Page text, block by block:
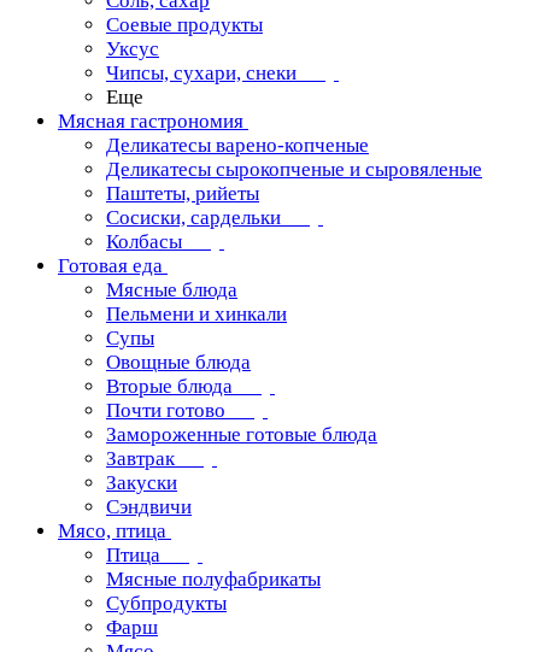
Соевые продукты
Уксус
Чипсы, сухари, снеки
Еще
Мясная гастрономия
Деликатесы варено-копченые
Деликатесы сырокопченые и сыровяленые
Паштеты, рийеты
Сосиски, сардельки
Колбасы
Готовая еда
Мясные блюда
Пельмени и хинкали
Супы
Овощные блюда
Вторые блюда
Почти готово
Замороженные готовые блюда
Завтрак
Закуски
Сэндвичи
Мясо, птица
Птица
Мясные полуфабрикаты
Субпродукты
Фарш